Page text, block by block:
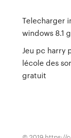
Telecharger
windows 8.1
Jeu pc harry
lécole des
gratuit